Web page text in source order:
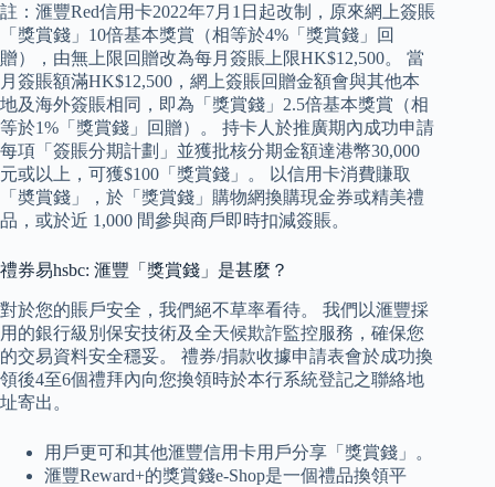
註：滙豐Red信用卡2022年7月1日起改制，原來網上簽賬
「獎賞錢」10倍基本獎賞（相等於4%「獎賞錢」回
贈），由無上限回贈改為每月簽賬上限HK$12,500。 當
月簽賬額滿HK$12,500，網上簽賬回贈金額會與其他本
地及海外簽賬相同，即為「獎賞錢」2.5倍基本獎賞（相
等於1%「獎賞錢」回贈）。 持卡人於推廣期內成功申請
每項「簽賬分期計劃」並獲批核分期金額達港幣30,000
元或以上，可獲$100「獎賞錢」。 以信用卡消費賺取
「奬賞錢」，於「獎賞錢」購物網換購現金券或精美禮
品，或於近 1,000 間參與商戶即時扣減簽賬。
禮券易hsbc: 滙豐「獎賞錢」是甚麼？
對於您的賬戶安全，我們絕不草率看待。 我們以滙豐採
用的銀行級別保安技術及全天候欺詐監控服務，確保您
的交易資料安全穩妥。 禮券/捐款收據申請表會於成功換
領後4至6個禮拜內向您換領時於本行系統登記之聯絡地
址寄出。
用戶更可和其他滙豐信用卡用戶分享「獎賞錢」。
滙豐Reward+的獎賞錢e-Shop是一個禮品換領平